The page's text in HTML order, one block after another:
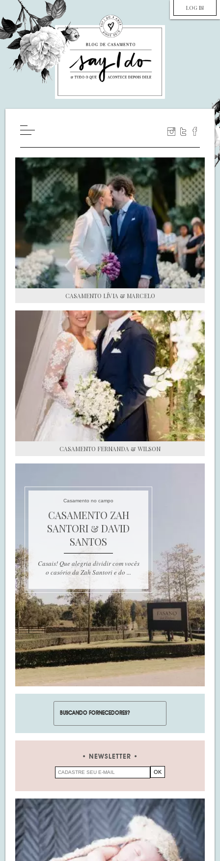
LOG IN
WILL YOU MARRY ME?
LUA DE MEL
COZINHA
DECORAÇÃO
DE NOIVA PRA NOIVA
S.O.S CASADAS
FALE COM O SAY I DO
CASAMENTO LÍVIA & MARCELO
CASAMENTO FERNANDA & WILSON
Casamento no campo
CASAMENTO ZAH
SANTORI & DAVID
SANTOS
Casais! Que alegria dividir com vocês
o casório da Zah Santori e do ...
NEWSLETTER